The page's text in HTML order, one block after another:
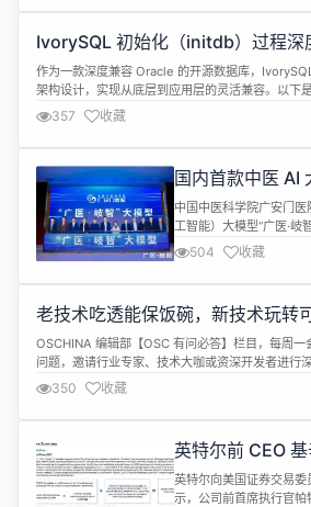
具应用”到“价值创造”的
体验 从2023年6月至今
全程合作，经过长期悉心
IvorySQL 初始化（initdb）过程深
作为一款深度兼容 Oracle 的开源数据库，
架构设计，实现从底层到应用层的灵活兼容。以下
初始化模式：PG 与 Oracle 的“双面基因” 1. 模式
命令的 -m 参数，用户可指定数据库的初始兼容模
式（默认） ./init...
357 收藏
国内首款中医 AI
发布
中国中医科学院广安门
工智能）大模型“广医·岐
便捷智能的就医服务，
疗。未来，广安门医院还
身”，为基层医疗赋能。
例数据及中医名师临床经
候、中药、古籍文献等多
504 收藏
老技术吃透能保饭碗，新技术玩转
OSCHINA 编辑部【OSC 有问必答】栏目，每周一
问题，邀请行业专家、技术大咖或资深开发者进行
现开发者们最关心的问题。 欢迎各位开发者说出
资深开发 er、行业专家、学者大咖们自荐！ 交流
在技术浪潮以“月”为周期迭代的今天，老牌语言如
350 收藏
英特尔前 CEO
美元离职补偿
英特尔向美国证券交易
示，公司前首席执行官帕